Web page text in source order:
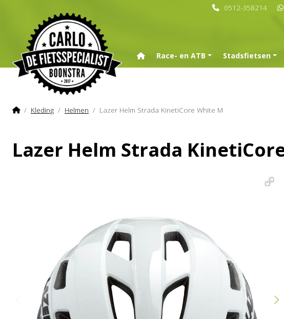
0512-358214
HomeRace- en ATB Stadsfietsen
HomeKleding Helmen Lazer Helm Strada KinetiCore White M
Lazer Helm Strada